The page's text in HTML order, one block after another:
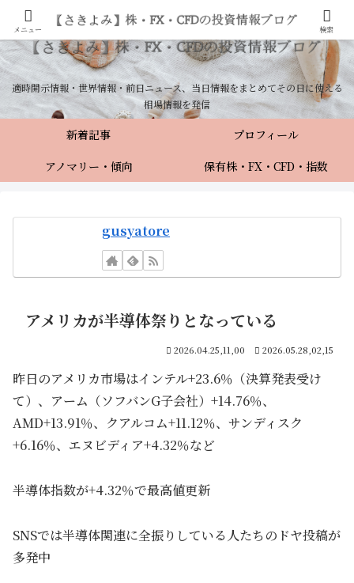
適時開示情報・世界情報・前日ニュース、当日情報をまとめてその日に使える
相場情報を発信
新着記事
プロフィール
アノマリー・傾向
保有株・FX・CFD・指数
gusyatore
アメリカが半導体祭りとなっている
2026.04.25,11,00 2026.05.28,02,15
昨日のアメリカ市場はインテル+23.6％（決算発表受け
て）、アーム（ソフバンG子会社）+14.76％、
AMD+13.91％、クアルコム+11.12％、サンディスク
+6.16％、エヌビディア+4.32％など
半導体指数が+4.32％で最高値更新
SNSでは半導体関連に全振りしている人たちのドヤ投稿が
多発中
メニュー 検索